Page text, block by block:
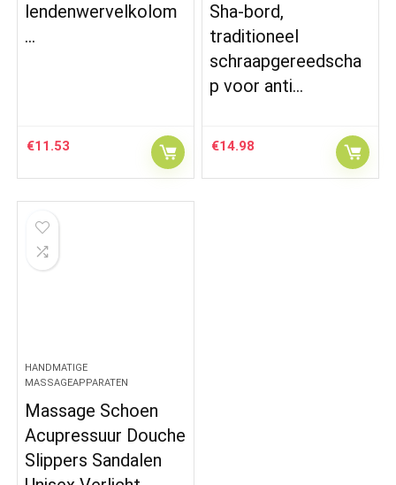
lendenwervelkolom
…
€11.53
Sha-bord,
traditioneel
schraapgereedscha
p voor anti…
€14.98
HANDMATIGE
MASSAGEAPPARATEN
Massage Schoen
Acupressuur Douche
Slippers Sandalen